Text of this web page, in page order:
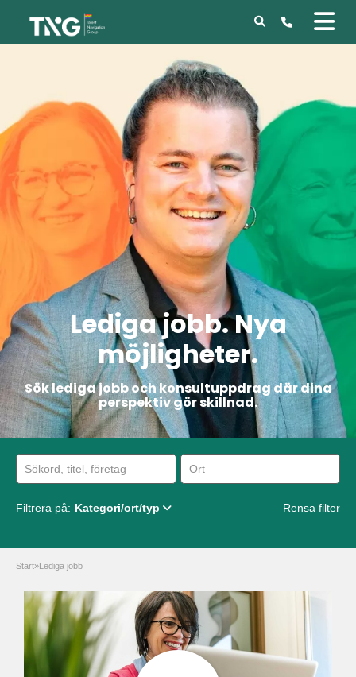
Lediga jobb. Nya
möjligheter.
Sök lediga jobb och konsultuppdrag där dina
perspektiv gör skillnad.
Filtrera på: Kategori/ort/typ Rensa filter
Start»Lediga jobb